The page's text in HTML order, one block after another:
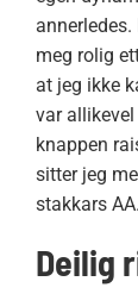
meg rolig
at jeg ikke
var
knappen
sitter jeg
stakkars AA.
Deilig